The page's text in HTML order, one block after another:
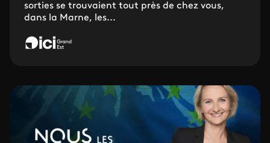
sorties se trouvaient tout près de chez vous,
dans la Marne, les...